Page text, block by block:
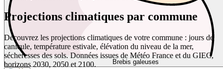
Brebis galeuses
Projections climatiques par commune
Découvrez les projections climatiques de votre commune : jours de
canicule, température estivale, élévation du niveau de la mer,
sécheresses des sols. Données issues de Météo France et du GIEC,
horizons 2030, 2050 et 2100.